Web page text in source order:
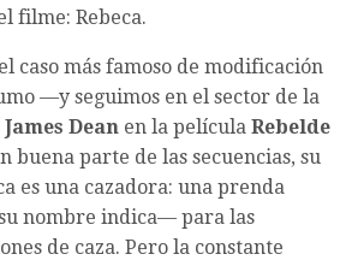
filme: Rebeca.
caso más famoso de modificación
—y seguimos en el sector de la
James Dean en la película Rebelde
buena parte de las secuencias, su
es una cazadora: una prenda
nombre indica— para las
de caza. Pero la constante